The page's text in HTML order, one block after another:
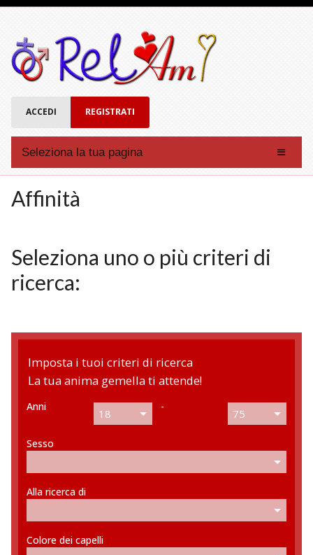
ACCEDI REGISTRATI
Seleziona la tua pagina
Affinità
Forum
Eventi
Account
Affinità
Seleziona uno o più criteri di
ricerca:
Imposta i tuoi criteri di ricerca
La tua anima gemella ti attende!
Anni
18
-
75
Sesso
Alla ricerca di
Colore dei capelli